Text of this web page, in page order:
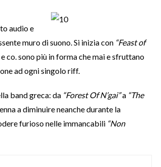
audio e
muro di suono. Si inizia con “Feast of
e co. sono più in forma che mai e sfruttano
ad ogni singolo riff.
band greca: da “Forest Of N’gai”a “The
a diminuire neanche durante la
furioso nelle immancabili “Non